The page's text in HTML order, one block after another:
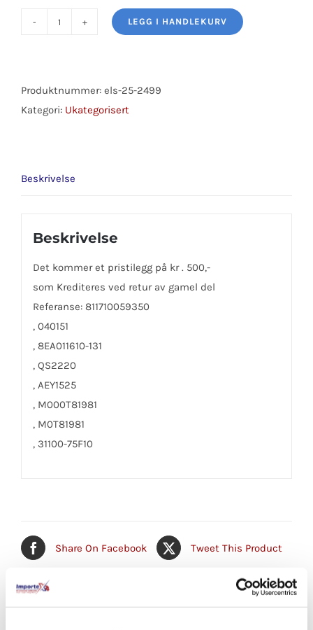
antall
LEGG I HANDLEKURV
Produktnummer: els-25-2499
Kategori: Ukategorisert
Beskrivelse
Beskrivelse
Det kommer et pristilegg på kr . 500,-
som Krediteres ved retur av gamel del
Referanse: 811710059350
, 040151
, 8EA011610-131
, QS2220
, AEY1525
, M000T81981
, M0T81981
, 31100-75F10
Share On Facebook Tweet This Product
Email This Product